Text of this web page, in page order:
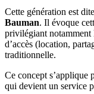
Cette génération est
Bauman. Il évoque
privilégiant notamment
d’accès (location,
traditionnelle.
Ce concept s’applique
qui devient un service